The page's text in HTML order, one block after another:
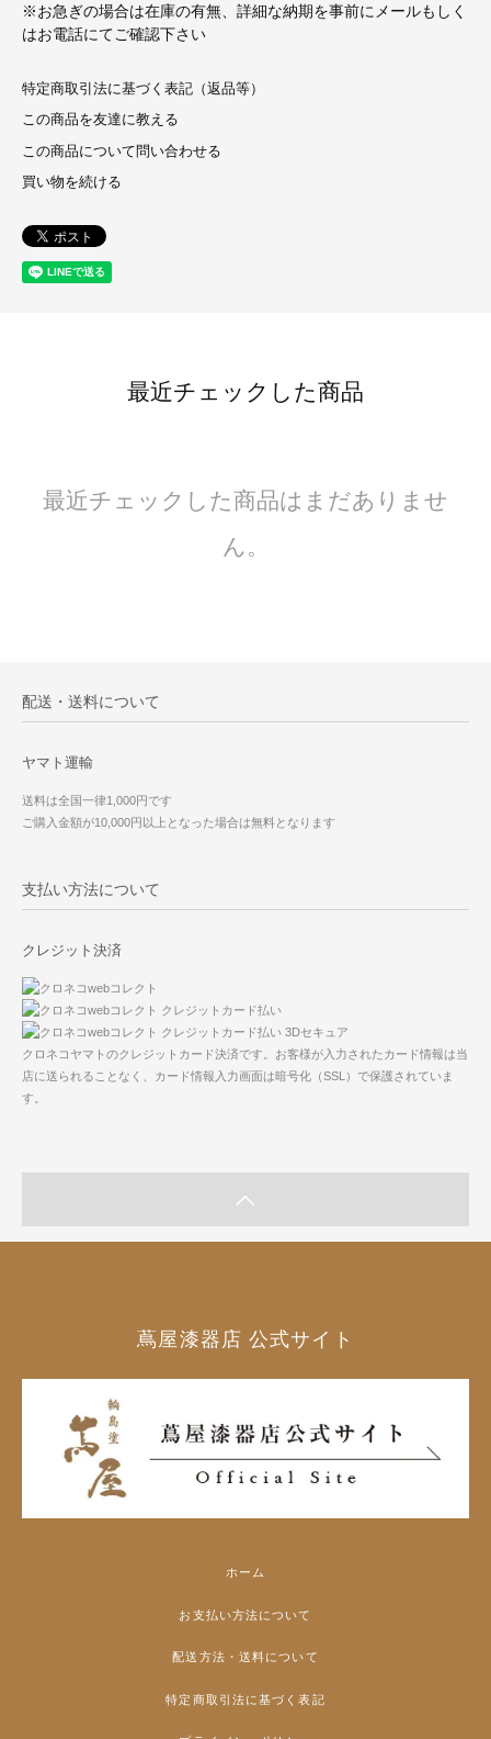
※お急ぎの場合は在庫の有無、詳細な納期を事前にメールもしく
はお電話にてご確認下さい
特定商取引法に基づく表記（返品等）
この商品を友達に教える
この商品について問い合わせる
買い物を続ける
最近チェックした商品
最近チェックした商品はまだありませ
ん。
配送・送料について
ヤマト運輸
送料は全国一律1,000円です
ご購入金額が10,000円以上となった場合は無料となります
支払い方法について
クレジット決済
クロネコヤマトのクレジットカード決済です。お客様が入力されたカード情報は当
店に送られることなく、カード情報入力画面は暗号化（SSL）で保護されていま
す。
蔦屋漆器店 公式サイト
ホーム
お支払い方法について
配送方法・送料について
特定商取引法に基づく表記